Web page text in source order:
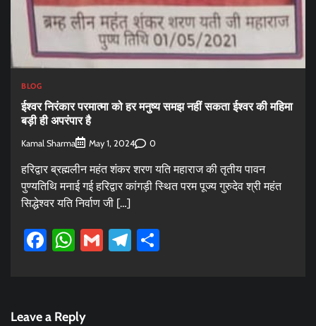
BLOG
ईश्वर निरंकार परमात्मा को हर मनुष्य समझ नहीं सकता ईश्वर की महिमा
बड़ी ही अपरंपार है
Kamal Sharma May 1, 2024 0
हरिद्वार ब्रह्मलीन महंत शंकर शरण यति महाराज की तृतीय पावन
पुण्यतिथि मनाई गई हरिद्वार कांगड़ी स्थित परम पूज्य गुरुदेव श्री महंत
सिद्धेश्वर यति निर्वाण जी […]
Facebook
WhatsApp
GmailTelegram
Leave a Reply